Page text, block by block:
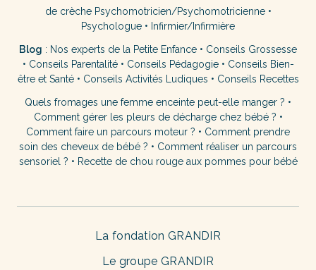
de crèche Psychomotricien/Psychomotricienne•
Psychologue • Infirmier/Infirmière
Blog : Nos experts de la Petite Enfance • Conseils Grossesse
• Conseils Parentalité• Conseils Pédagogie• Conseils Bien-
être et Santé• Conseils Activités Ludiques • Conseils Recettes
Quels fromages une femme enceinte peut-elle manger ? •
Comment gérer les pleurs de décharge chez bébé ? •
Comment faire un parcours moteur ? • Comment prendre
soin des cheveux de bébé ? • Comment réaliser un parcours
sensoriel ? • Recette de chou rouge aux pommes pour bébé
La fondation GRANDIR
Le groupe GRANDIR